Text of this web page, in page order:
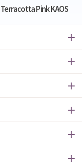
Pink KAOS